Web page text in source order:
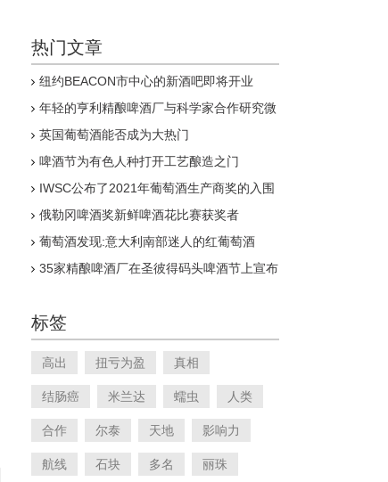
热门文章
纽约BEACON市中心的新酒吧即将开业
年轻的亨利精酿啤酒厂与科学家合作研究微
英国葡萄酒能否成为大热门
啤酒节为有色人种打开工艺酿造之门
IWSC公布了2021年葡萄酒生产商奖的入围
俄勒冈啤酒奖新鲜啤酒花比赛获奖者
葡萄酒发现:意大利南部迷人的红葡萄酒
35家精酿啤酒厂在圣彼得码头啤酒节上宣布
标签
高出 扭亏为盈 真相
结肠癌 米兰达 蠕虫 人类
合作 尔泰 天地 影响力
航线 石块 多名 丽珠